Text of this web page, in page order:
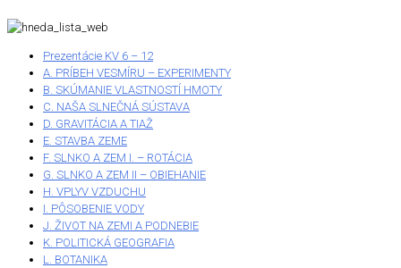
Prezentácie KV 6 – 12
A. PRÍBEH VESMÍRU – EXPERIMENTY
B. SKÚMANIE VLASTNOSTÍ HMOTY
C. NAŠA SLNEČNÁ SÚSTAVA
D. GRAVITÁCIA A TIAŽ
E. STAVBA ZEME
F. SLNKO A ZEM I. – ROTÁCIA
G. SLNKO A ZEM II – OBIEHANIE
H. VPLYV VZDUCHU
I. PÔSOBENIE VODY
J. ŽIVOT NA ZEMI A PODNEBIE
K. POLITICKÁ GEOGRAFIA
L. BOTANIKA